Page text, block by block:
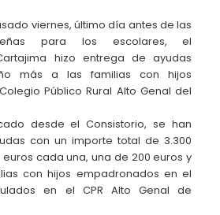
viernes, último día antes de las
para los escolares, el
hizo entrega de ayudas
más a las familias con hijos
Público Rural Alto Genal del
desde el Consistorio, se han
con un importe total de 3.300
cada una, una de 200 euros y
con hijos empadronados en el
en el CPR Alto Genal de